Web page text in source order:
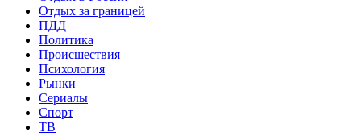
Отдых за границей
ПДД
Политика
Происшествия
Психология
Рынки
Сериалы
Спорт
ТВ